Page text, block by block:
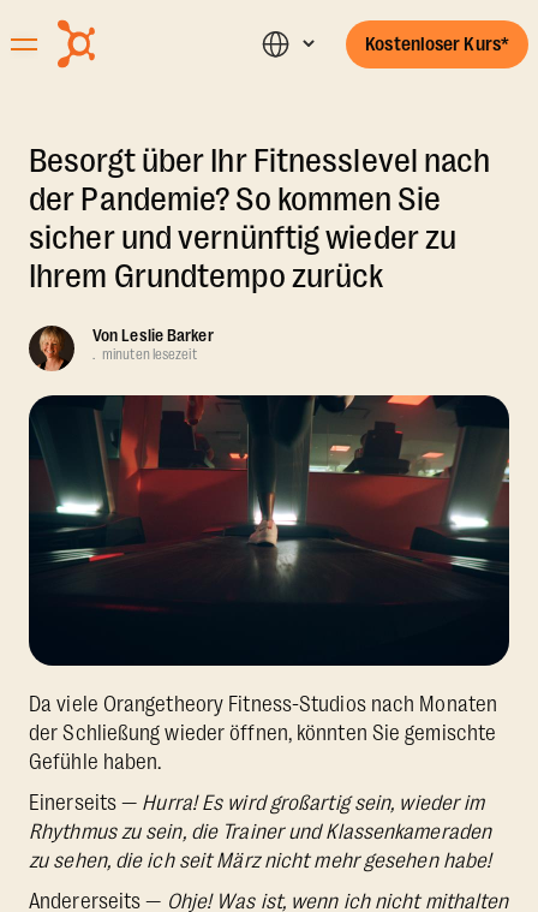
Kostenloser Kurs*
Besorgt über Ihr Fitnesslevel nach
der Pandemie? So kommen Sie
sicher und vernünftig wieder zu
Ihrem Grundtempo zurück
Von Leslie Barker
. minuten lesezeit
Da viele Orangetheory Fitness-Studios nach Monaten
der Schließung wieder öffnen, könnten Sie gemischte
Gefühle haben.
Einerseits — Hurra! Es wird großartig sein, wieder im
Rhythmus zu sein, die Trainer und Klassenkameraden
zu sehen, die ich seit März nicht mehr gesehen habe!
Andererseits — Ohje! Was ist, wenn ich nicht mithalten